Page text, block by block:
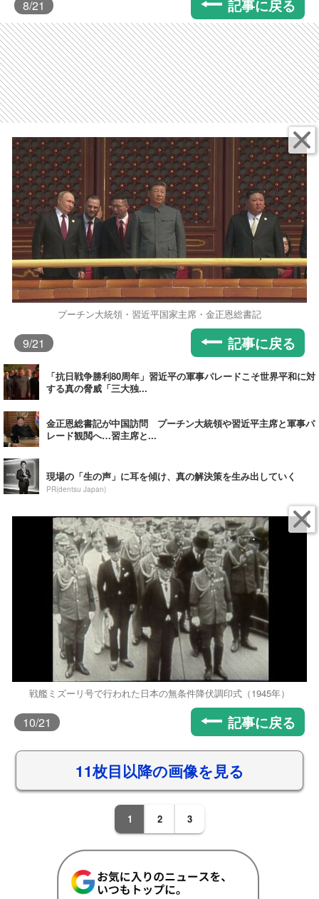
8/21 記事に戻る
プーチン大統領・習近平国家主席・金正恩総書記
9/21 記事に戻る
「抗日戦争勝利80周年」習近平の軍事パレードこそ世界平和に対
する真の脅威「三大独...
金正恩総書記が中国訪問 プーチン大統領や習近平主席と軍事パ
レード観閲へ…習主席と...
現場の「生の声」に耳を傾け、真の解決策を生み出していく
PR(dentsu Japan)
戦艦ミズーリ号で行われた日本の無条件降伏調印式（1945年）
10/21 記事に戻る
11枚目以降の画像を見る
1 2 3